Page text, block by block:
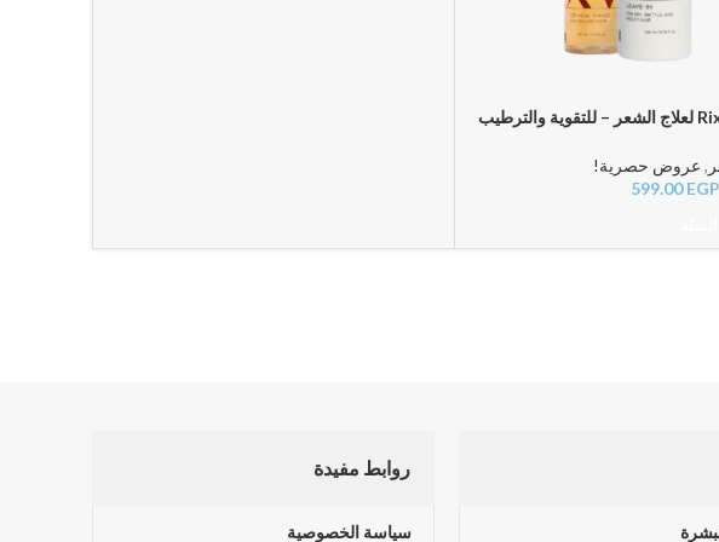
مجموعة Rixvy لعلاج الشعر – للتقوية والترطيب
, عروض حصرية!
599.00EGP
روابط مفيدة
سياسة الخصوصية